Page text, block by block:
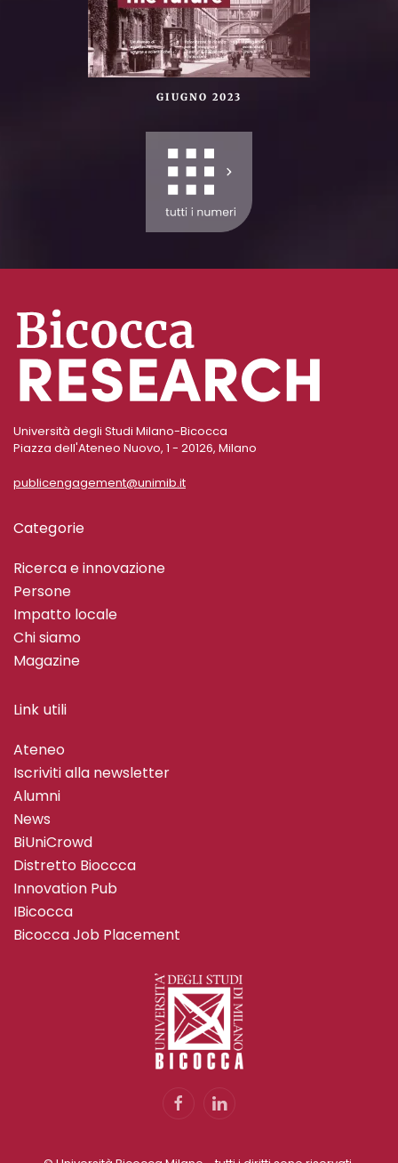
GIUGNO 2023
Università degli Studi Milano-Bicocca
Piazza dell'Ateneo Nuovo, 1 - 20126, Milano
publicengagement@unimib.it
Categorie
Ricerca e innovazione
Persone
Impatto locale
Chi siamo
Magazine
Link utili
Ateneo
Iscriviti alla newsletter
Alumni
News
BiUniCrowd
Distretto Bioccca
Innovation Pub
IBicocca
Bicocca Job Placement